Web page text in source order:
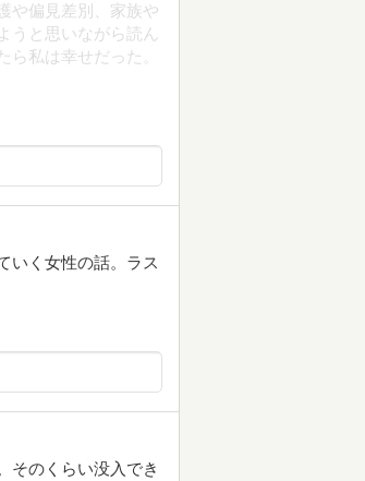
や偏見差別、家族や
うと思いながら読ん
私は幸せだった。
いく女性の話。ラス
そのくらい没入でき